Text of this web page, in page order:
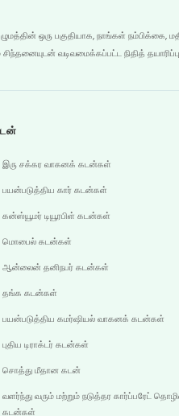
ஒரு பகுதியாக, நாங்கள்
வடிவமைக்கப்பட்ட நிதித்
இரு சக்கர வாகனக் கடன்கள்
பயன்படுத்திய கார் கடன்கள்
கன்ஸ்யூமர் டியூரபிள் கடன்கள்
மொபைல் கடன்கள்
ஆன்லைன் தனிநபர் கடன்கள்
தங்க கடன்கள்
பயன்படுத்திய கமர்ஷியல் வாகனக் கடன்கள்
புதிய டிராக்டர் கடன்கள்
சொத்து மீதான கடன்
வளர்ந்து வரும் மற்றும் நடுத்தர கார்ப்பரேட்
கடன்கள்